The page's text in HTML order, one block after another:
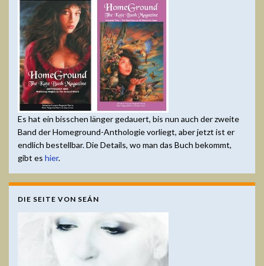
Es hat ein bisschen länger gedauert, bis nun auch der zweite
Band der Homeground-Anthologie vorliegt, aber jetzt ist er
endlich bestellbar. Die Details, wo man das Buch bekommt,
gibt es hier.
DIE SEITE VON SEÁN